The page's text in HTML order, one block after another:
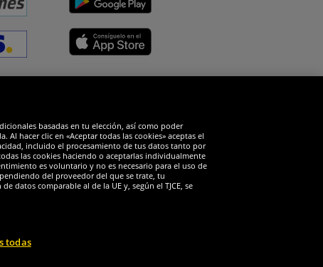
basadas en tu elección, así como poder
hacer clic en «Aceptar todas las cookies» aceptas el
incluido el procesamiento de tus datos tanto por
las cookies haciendo o aceptarlas individualmente
es voluntario y no es necesario para el uso de
del proveedor del que se trate, tu
datos comparable al de la UE y, según el TJCE, se
todas